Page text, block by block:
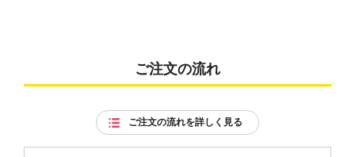
ご注文の流れ
ご注文の流れを詳しく見る